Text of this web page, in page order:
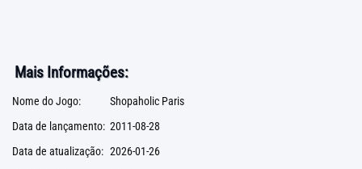
Mais Informações:
Nome do Jogo:
Shopaholic Paris
Data de lançamento: 2011-08-28
Data de atualização: 2026-01-26